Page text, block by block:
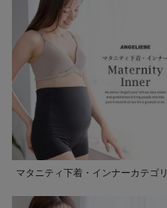
マタニティ下着・インナーカテゴリ